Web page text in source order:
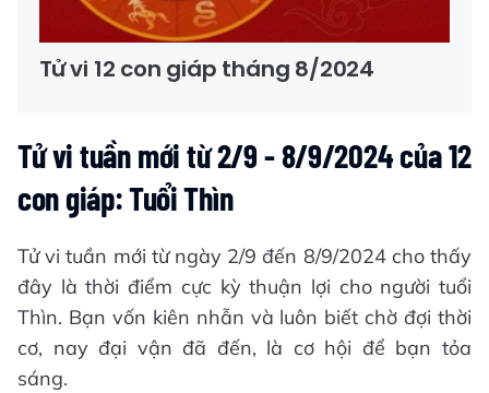
Tử vi 12 con giáp tháng 8/2024
Tử vi tuần mới từ 2/9 - 8/9/2024 của 12
con giáp: Tuổi Thìn
Tử vi tuần mới từ ngày 2/9 đến 8/9/2024 cho thấy
đây là thời điểm cực kỳ thuận lợi cho người tuổi
Thìn. Bạn vốn kiên nhẫn và luôn biết chờ đợi thời
cơ, nay đại vận đã đến, là cơ hội để bạn tỏa
sáng.